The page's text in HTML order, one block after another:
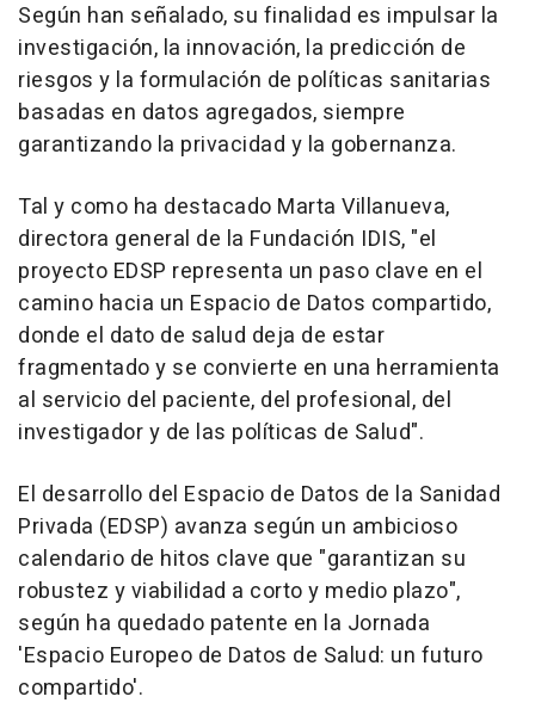
Según han señalado, su finalidad es impulsar la
investigación, la innovación, la predicción de
riesgos y la formulación de políticas sanitarias
basadas en datos agregados, siempre
garantizando la privacidad y la gobernanza.
Tal y como ha destacado Marta Villanueva,
directora general de la Fundación IDIS, "el
proyecto EDSP representa un paso clave en el
camino hacia un Espacio de Datos compartido,
donde el dato de salud deja de estar
fragmentado y se convierte en una herramienta
al servicio del paciente, del profesional, del
investigador y de las políticas de Salud".
El desarrollo del Espacio de Datos de la Sanidad
Privada (EDSP) avanza según un ambicioso
calendario de hitos clave que "garantizan su
robustez y viabilidad a corto y medio plazo",
según ha quedado patente en la Jornada
'Espacio Europeo de Datos de Salud: un futuro
compartido'.